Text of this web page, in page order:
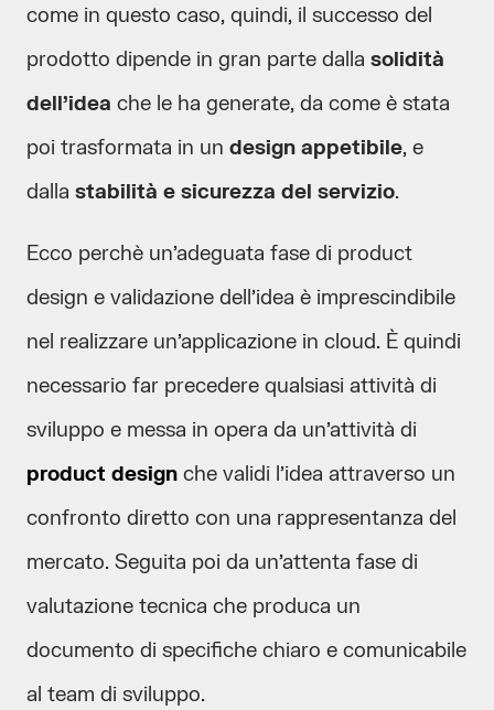
come in questo caso, quindi, il successo del
prodotto dipende in gran parte dalla solidità
dell’idea che le ha generate, da come è stata
poi trasformata in un design appetibile, e
dalla stabilità e sicurezza del servizio.
Ecco perchè un’adeguata fase di product
design e validazione dell’idea è imprescindibile
nel realizzare un’applicazione in cloud. È quindi
necessario far precedere qualsiasi attività di
sviluppo e messa in opera da un’attività di
product design che validi l’idea attraverso un
confronto diretto con una rappresentanza del
mercato. Seguita poi da un’attenta fase di
valutazione tecnica che produca un
documento di specifiche chiaro e comunicabile
al team di sviluppo.